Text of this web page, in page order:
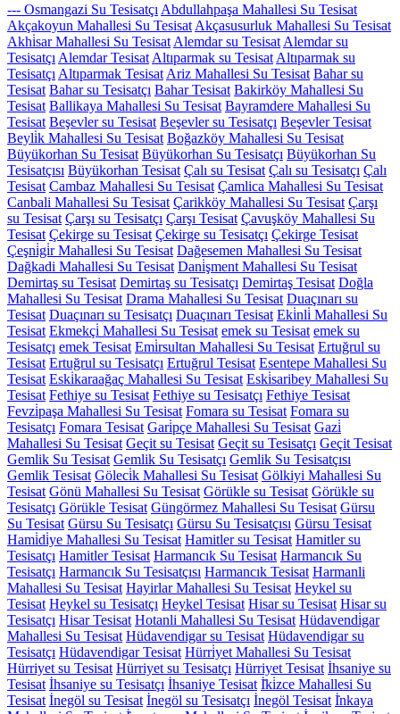
--- Osmangazi Su Tesisatçı Abdullahpaşa Mahallesi Su Tesisat
Akçakoyun Mahallesi Su Tesisat Akçasusurluk Mahallesi Su Tesisat
Akhi̇sar Mahallesi Su Tesisat Alemdar su Tesisat Alemdar su
Tesisatçı Alemdar Tesisat Altıparmak su Tesisat Altıparmak su
Tesisatçı Altıparmak Tesisat Ariz Mahallesi Su Tesisat Bahar su
Tesisat Bahar su Tesisatçı Bahar Tesisat Bakirköy Mahallesi Su
Tesisat Ballikaya Mahallesi Su Tesisat Bayramdere Mahallesi Su
Tesisat Beşevler su Tesisat Beşevler su Tesisatçı Beşevler Tesisat
Beyli̇k Mahallesi Su Tesisat Boğazköy Mahallesi Su Tesisat
Büyükorhan Su Tesisat Büyükorhan Su Tesisatçı Büyükorhan Su
Tesisatçısı Büyükorhan Tesisat Çalı su Tesisat Çalı su Tesisatçı Çalı
Tesisat Cambaz Mahallesi Su Tesisat Çamlica Mahallesi Su Tesisat
Canbali Mahallesi Su Tesisat Çarikköy Mahallesi Su Tesisat Çarşı
su Tesisat Çarşı su Tesisatçı Çarşı Tesisat Çavuşköy Mahallesi Su
Tesisat Çekirge su Tesisat Çekirge su Tesisatçı Çekirge Tesisat
Çeşni̇gi̇r Mahallesi Su Tesisat Dağesemen Mahallesi Su Tesisat
Dağkadi Mahallesi Su Tesisat Dani̇şment Mahallesi Su Tesisat
Demirtaş su Tesisat Demirtaş su Tesisatçı Demirtaş Tesisat Doğla
Mahallesi Su Tesisat Drama Mahallesi Su Tesisat Duaçınarı su
Tesisat Duaçınarı su Tesisatçı Duaçınarı Tesisat Eki̇nli̇ Mahallesi Su
Tesisat Ekmekçi̇ Mahallesi Su Tesisat emek su Tesisat emek su
Tesisatçı emek Tesisat Emi̇rsultan Mahallesi Su Tesisat Ertuğrul su
Tesisat Ertuğrul su Tesisatçı Ertuğrul Tesisat Esentepe Mahallesi Su
Tesisat Eski̇karaağaç Mahallesi Su Tesisat Eski̇saribey Mahallesi Su
Tesisat Fethiye su Tesisat Fethiye su Tesisatçı Fethiye Tesisat
Fevzi̇paşa Mahallesi Su Tesisat Fomara su Tesisat Fomara su
Tesisatçı Fomara Tesisat Gari̇pçe Mahallesi Su Tesisat Gazi̇
Mahallesi Su Tesisat Geçit su Tesisat Geçit su Tesisatçı Geçit Tesisat
Gemlik Su Tesisat Gemlik Su Tesisatçı Gemlik Su Tesisatçısı
Gemlik Tesisat Göleci̇k Mahallesi Su Tesisat Gölkiyi Mahallesi Su
Tesisat Gönü Mahallesi Su Tesisat Görükle su Tesisat Görükle su
Tesisatçı Görükle Tesisat Güngörmez Mahallesi Su Tesisat Gürsu
Su Tesisat Gürsu Su Tesisatçı Gürsu Su Tesisatçısı Gürsu Tesisat
Hami̇di̇ye Mahallesi Su Tesisat Hamitler su Tesisat Hamitler su
Tesisatçı Hamitler Tesisat Harmancık Su Tesisat Harmancık Su
Tesisatçı Harmancık Su Tesisatçısı Harmancık Tesisat Harmanli
Mahallesi Su Tesisat Hayirlar Mahallesi Su Tesisat Heykel su
Tesisat Heykel su Tesisatçı Heykel Tesisat Hisar su Tesisat Hisar su
Tesisatçı Hisar Tesisat Hotanli Mahallesi Su Tesisat Hüdavendi̇gar
Mahallesi Su Tesisat Hüdavendigar su Tesisat Hüdavendigar su
Tesisatçı Hüdavendigar Tesisat Hürri̇yet Mahallesi Su Tesisat
Hürriyet su Tesisat Hürriyet su Tesisatçı Hürriyet Tesisat İhsaniye su
Tesisat İhsaniye su Tesisatçı İhsaniye Tesisat İ̇ki̇zce Mahallesi Su
Tesisat İnegöl su Tesisat İnegöl su Tesisatçı İnegöl Tesisat İ̇nkaya